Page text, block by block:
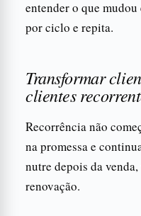
entender o que
por ciclo e repita.
Transformar
clientes
Recorrência não
na promessa e
nutre depois da
renovação.